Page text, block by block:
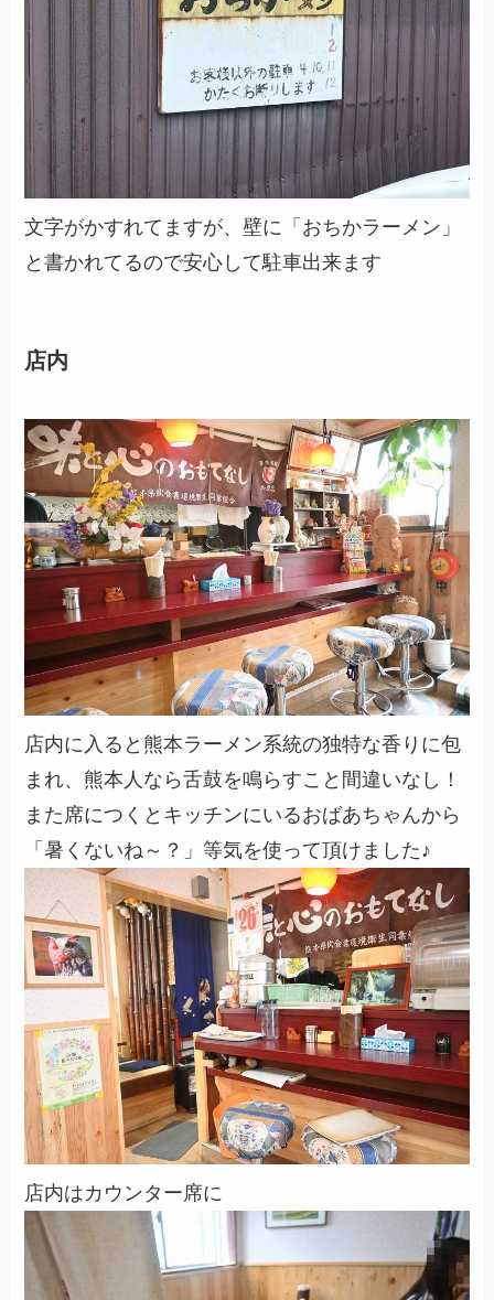
文字がかすれてますが、壁に「おちかラーメン」
と書かれてるので安心して駐車出来ます
店内
店内に入ると熊本ラーメン系統の独特な香りに包
まれ、熊本人なら舌鼓を鳴らすこと間違いなし！
また席につくとキッチンにいるおばあちゃんから
「暑くないね～？」等気を使って頂けました♪
店内はカウンター席に